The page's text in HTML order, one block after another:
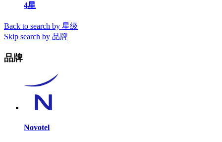
4星
Back to search by 星级
Skip search by 品牌
品牌
Novotel